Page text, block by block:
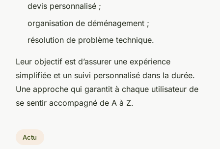
devis personnalisé ;
organisation de déménagement ;
résolution de problème technique.
Leur objectif est d’assurer une expérience
simplifiée et un suivi personnalisé dans la durée.
Une approche qui garantit à chaque utilisateur de
se sentir accompagné de A à Z.
Actu